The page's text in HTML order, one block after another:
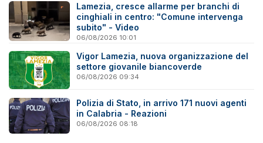
Lamezia, cresce allarme per branchi di
cinghiali in centro: "Comune intervenga
subito" - Video
06/08/2026 10:01
Vigor Lamezia, nuova organizzazione del
settore giovanile biancoverde
06/08/2026 09:34
Polizia di Stato, in arrivo 171 nuovi agenti
in Calabria - Reazioni
06/08/2026 08:18